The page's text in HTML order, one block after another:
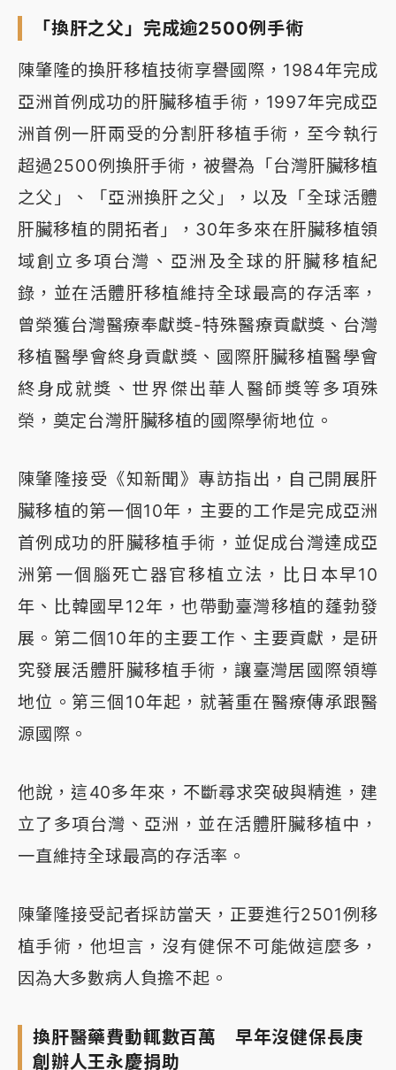
「換肝之父」完成逾2500例手術
陳肇隆的換肝移植技術享譽國際，1984年完成
亞洲首例成功的肝臟移植手術，1997年完成亞
洲首例一肝兩受的分割肝移植手術，至今執行
超過2500例換肝手術，被譽為「台灣肝臟移植
之父」、「亞洲換肝之父」，以及「全球活體
肝臟移植的開拓者」，30年多來在肝臟移植領
域創立多項台灣、亞洲及全球的肝臟移植紀
錄，並在活體肝移植維持全球最高的存活率，
曾榮獲台灣醫療奉獻獎-特殊醫療貢獻獎、台灣
移植醫學會終身貢獻獎、國際肝臟移植醫學會
終身成就獎、世界傑出華人醫師獎等多項殊
榮，奠定台灣肝臟移植的國際學術地位。
陳肇隆接受《知新聞》專訪指出，自己開展肝
臟移植的第一個10年，主要的工作是完成亞洲
首例成功的肝臟移植手術，並促成台灣達成亞
洲第一個腦死亡器官移植立法，比日本早10
年、比韓國早12年，也帶動臺灣移植的蓬勃發
展。第二個10年的主要工作、主要貢獻，是研
究發展活體肝臟移植手術，讓臺灣居國際領導
地位。第三個10年起，就著重在醫療傳承跟醫
源國際。
他說，這40多年來，不斷尋求突破與精進，建
立了多項台灣、亞洲，並在活體肝臟移植中，
一直維持全球最高的存活率。
陳肇隆接受記者採訪當天，正要進行2501例移
植手術，他坦言，沒有健保不可能做這麼多，
因為大多數病人負擔不起。
換肝醫藥費動輒數百萬 早年沒健保長庚
創辦人王永慶捐助